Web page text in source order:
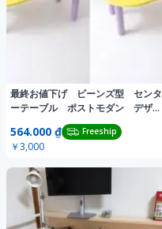
最終お値下げ ビーンズ型 センタ
ーテーブル ポストモダン デザイ
ン ビンテージ
564.000 ₫ Freeship
￥3,000